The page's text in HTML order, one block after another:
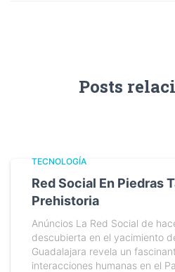
Posts
TECNOLOGÍA
Red Social En Piedras
Prehistoria
Anúncios La Red Social de
descubierta en el yacimiento
Guadalajara revela un
interacciones humanas en el